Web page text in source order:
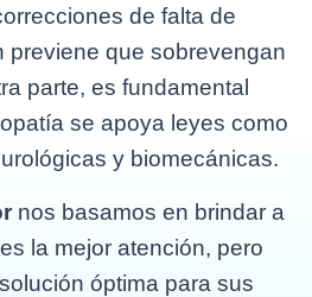
de falta de
previene que sobrevengan
parte, es fundamental
se apoya leyes como
y biomecánicas.
nos basamos en brindar a
la mejor atención, pero
óptima para sus